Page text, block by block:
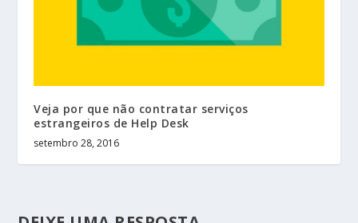
Veja por que não contratar serviços
estrangeiros de Help Desk
setembro 28, 2016